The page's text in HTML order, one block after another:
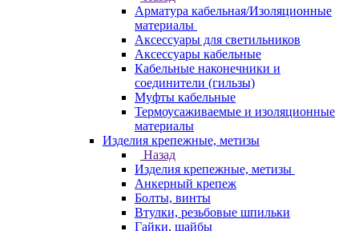
Арматура кабельная/Изоляционные
материалы
Аксессуары для светильников
Аксессуары кабельные
Кабельные наконечники и
соединители (гильзы)
Муфты кабельные
Термоусаживаемые и изоляционные
материалы
Изделия крепежные, метизы
Назад
Изделия крепежные, метизы
Анкерный крепеж
Болты, винты
Втулки, резьбовые шпильки
Гайки, шайбы